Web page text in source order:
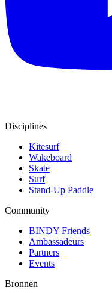
Disciplines
Kitesurf
Wakeboard
Skate
Surf
Stand-Up Paddle
Community
BINDY Friends
Ambassadeurs
Partners
Events
Bronnen